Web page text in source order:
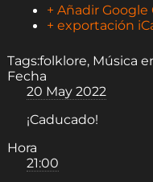
+ Añadir Google
+ exportación
Tags:folklore, Música
Fecha
20 May 2022
¡Caducado!
Hora
21:00